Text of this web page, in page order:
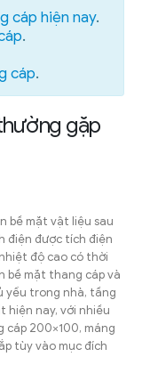
cáp hiện nay.
.
cáp.
gặp
bề mặt vật liệu sau
điện được tích điện
độ cao có thời
bề mặt thang cáp và
yếu trong nhà, tầng
hiện nay, với nhiều
cáp 200×100, máng
tùy vào mục đích